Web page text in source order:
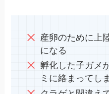
産卵のために上
になる
孵化した子ガメ
ミに絡まってし